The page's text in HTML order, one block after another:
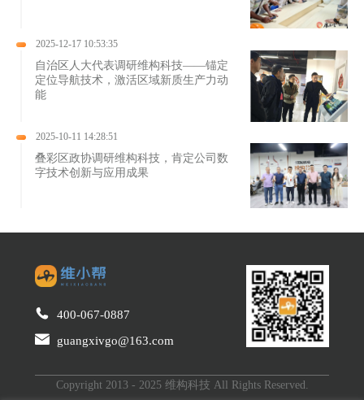
2025-12-17 10:53:35
自治区人大代表调研维构科技——锚定
定位导航技术，激活区域新质生产力动
能
2025-10-11 14:28:51
叠彩区政协调研维构科技，肯定公司数
字技术创新与应用成果
400-067-0887
guangxivgo@163.com
Copyright 2013 - 2025 维构科技 All Rights Reserved.